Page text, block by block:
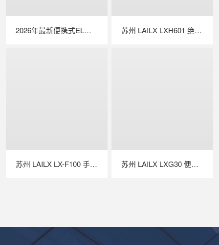
2026年最新便携式EL检测仪TOP推荐｜行业实力品牌深度测评 苏州 LAILX LXH601 绝缘接地综合测试仪 —— 一体化多功能集成，筑牢光伏电气安全防线
苏州 LAILX LX-F100 手持红外热成像仪 —— 高灵敏精准测温，赋能多场景智能检测 苏州 LAILX LXG30 便携式 EL 检测仪 —— 高清成像精准透视，守护光伏组件全生命周期安全